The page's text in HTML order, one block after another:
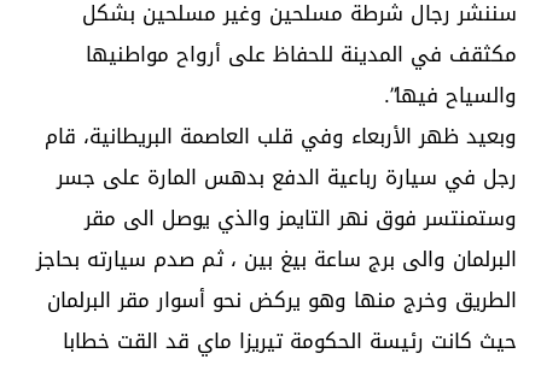
سننشر رجال شرطة مسلحين وغير مسلحين بشكل
مكثقف في المدينة للحفاظ على أرواح مواطنيها
والسياح فيها”.
وبعيد ظهر الأربعاء وفي قلب العاصمة البريطانية، قام
رجل في سيارة رباعية الدفع بدهس المارة على جسر
وستمنتسر فوق نهر التايمز والذي يوصل الى مقر
البرلمان والى برج ساعة بيغ بين ، ثم صدم سيارته بحاجز
الطريق وخرج منها وهو يركض نحو أسوار مقر البرلمان
حيث كانت رئيسة الحكومة تيريزا ماي قد القت خطابا